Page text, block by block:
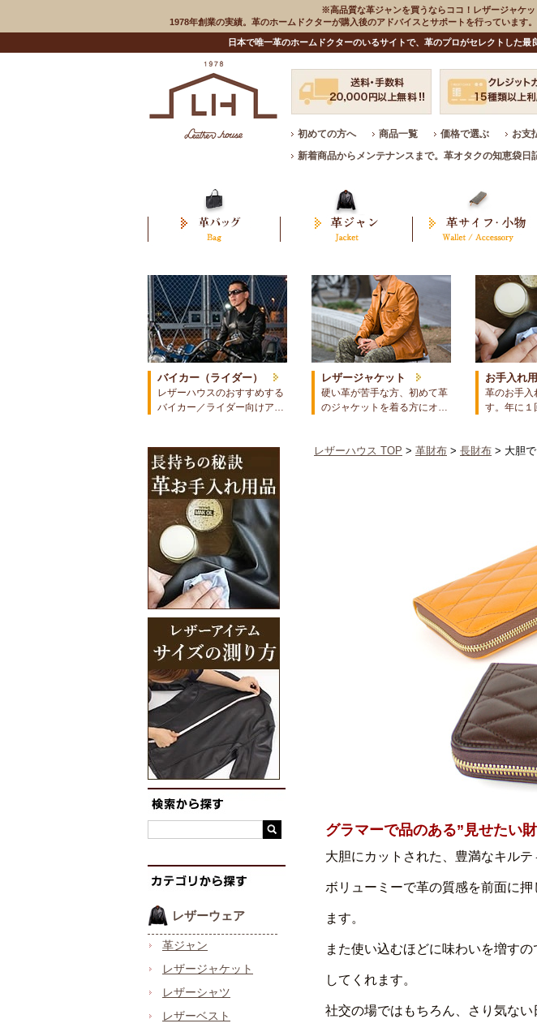
※高品質な革ジャンを買うならココ！レザージャケ
1978年創業の実績。革のホームドクターが購入後のアドバイスとサポートを行っています
日本で唯一革のホームドクターのいるサイトで、革のプロがセレクトした
初めての方へ 商品一覧 価格で選ぶ お支
新着商品からメンテナンスまで。革オタクの知恵袋日
バイカー（ライダー）
レザーハウスのおすすめする
バイカー／ライダー向けア…
レザージャケット
硬い革が苦手な方、初めて革
のジャケットを着る方にオ…
お手入れ
革のお手入
す。年に
レザーウェア
革ジャン
レザージャケット
レザーシャツ
レザーベスト
レザーハウス TOP > 革財布 > 長財布 > 大胆
グラマーで品のある”見せたい財
大胆にカットされた、豊満なキルテ
ボリューミーで革の質感を前面に
ます。
また使い込むほどに味わいを増す
してくれます。
社交の場ではもちろん、さり気な